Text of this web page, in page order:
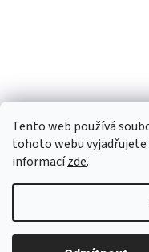
Tento web používá
tohoto webu vyjadřujete
informacízde.
Copyright 2026